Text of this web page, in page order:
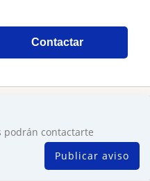
Contactar
podrán contactarte
Publicar aviso